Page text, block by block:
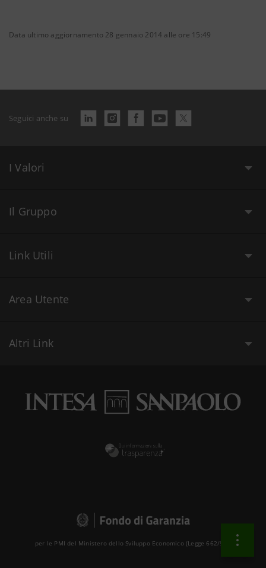
Data ultimo aggiornamento 28 gennaio 2014 alle ore 15:49
Seguici anche su
I Valori
Il Gruppo
Link Utili
Area Utente
Altri Link
per le PMI del Ministero dello Sviluppo Economico (Legge 662/96 )